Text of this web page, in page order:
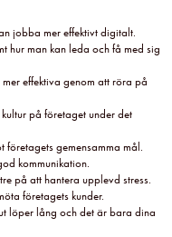
jobba mer effektivt digitalt.
hur man kan leda och få med sig
effektiva genom att röra på
på företaget under det
företagets gemensamma mål.
kommunikation.
på att hantera upplevd stress.
företagets kunder.
löper lång och det är bara dina